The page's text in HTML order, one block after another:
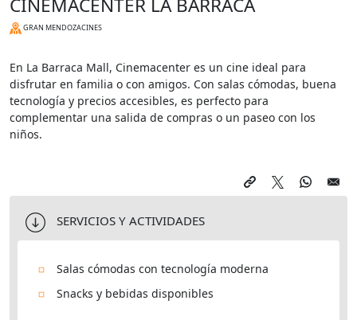
CINEMACENTER LA BARRACA
GRAN MENDOZACINES
En La Barraca Mall, Cinemacenter es un cine ideal para
disfrutar en familia o con amigos. Con salas cómodas, buena
tecnología y precios accesibles, es perfecto para
complementar una salida de compras o un paseo con los
niños.
SERVICIOS Y ACTIVIDADES
Salas cómodas con tecnología moderna
Snacks y bebidas disponibles